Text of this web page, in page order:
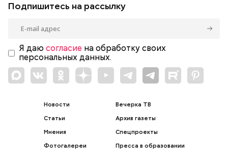
Подпишитесь на рассылку
Я даю согласие на обработку своих
персональных данных.
Новости
Статьи
Мнения
Фотогалереи
Вечерка ТВ
Архив газеты
Спецпроекты
Пресса в образовании